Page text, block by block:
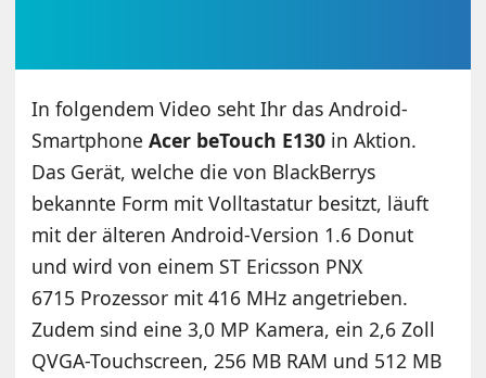
In folgendem Video seht Ihr das Android-
SmartphoneAcer beTouch E130 in Aktion.
Das Gerät, welche die von BlackBerrys
bekannte Form mit Volltastatur besitzt, läuft
mit der älteren Android-Version 1.6 Donut
und wird von einem ST Ericsson PNX
6715 Prozessor mit 416 MHz angetrieben.
Zudem sind eine 3,0 MP Kamera, ein 2,6 Zoll
QVGA-Touchscreen, 256 MB RAM und 512 MB